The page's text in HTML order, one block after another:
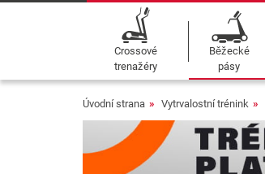
Crossové
trenažéry
Běžecké
pásy
Úvodní strana Vytrvalostní trénink